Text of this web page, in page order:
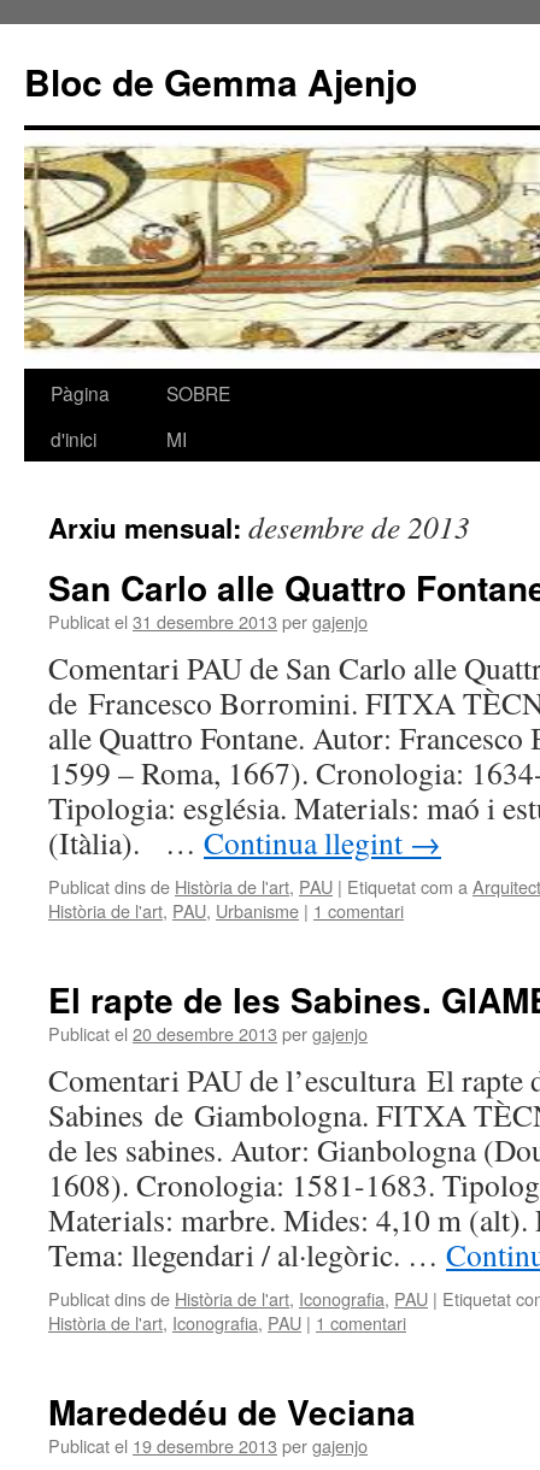
Bloc de Gemma Ajenjo
Vés
Pàgina
d'inici
SOBRE
MI
Arxiu mensual: desembre de 2013
San Carlo alle Quattro
Publicat el 31 desembre 2013 pergajenjo
Comentari PAU de San Carlo alle
de Francesco Borromini. FITXA
alle Quattro Fontane. Autor:
1599 – Roma, 1667). Cronologia:
Tipologia: església. Materials: maó i
(Itàlia). … Continua llegint →
Publicat dins de Història de l'art, PAU | Etiquetat com a
Història de l'art, PAU, Urbanisme | 1 comentari
El rapte de les Sabines.
Publicat el 20 desembre 2013 pergajenjo
Comentari PAU de l’escultura El rapte
Sabines de Giambologna. FITXA
de les sabines. Autor: Gianbologna
1608). Cronologia: 1581-1683.
Materials: marbre. Mides: 4,10 m
Tema: llegendari / al·legòric. …
Publicat dins de Història de l'art, Iconografia, PAU | Etiquetat
Història de l'art, Iconografia, PAU | 1 comentari
Marededéu de Veciana
Publicat el 19 desembre 2013 pergajenjo